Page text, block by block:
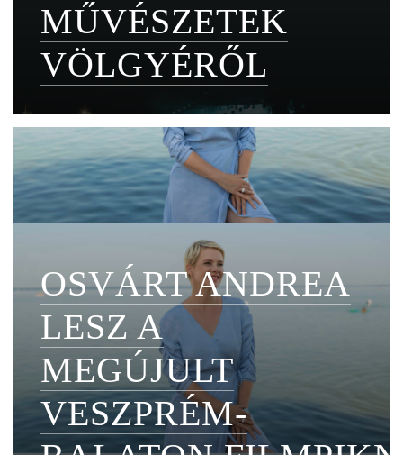
MŰVÉSZETEK
VÖLGYÉRŐL
OSVÁRT ANDREA
LESZ A
MEGÚJULT
VESZPRÉM-